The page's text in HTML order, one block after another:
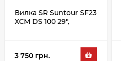
Вилка SR Suntour SF23
XCM DS 100 29",
3 750 грн.